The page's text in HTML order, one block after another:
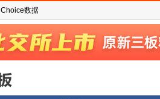
Choice数据